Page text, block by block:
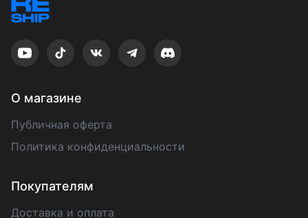
О магазине
Публичная оферта
Политика конфиденциальности
Покупателям
Доставка и оплата